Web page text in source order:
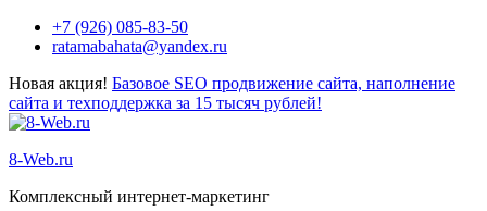
+7 (926) 085-83-50
ratamabahata@yandex.ru
Новая акция! Базовое SEO продвижение сайта, наполнение
сайта и техподдержка за 15 тысяч рублей!
8-Web.ru
Комплексный интернет-маркетинг